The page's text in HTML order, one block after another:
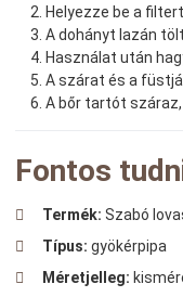
Helyezze be a
A dohányt lazán
Használat után
A szárat és a
A bőr tartót
Fontos
Termék: Szabó
Típus: gyökérpipa
Méretjelleg: